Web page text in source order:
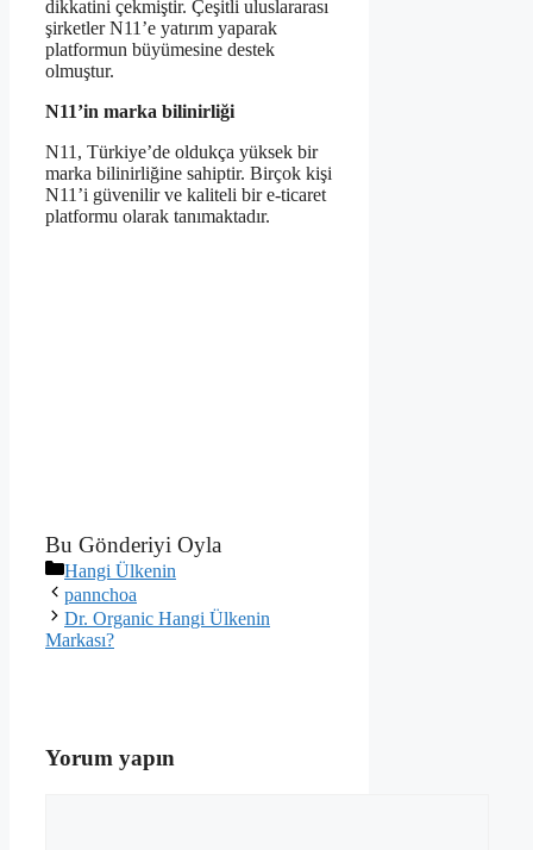
dikkatini çekmiştir. Çeşitli uluslararası
şirketler N11’e yatırım yaparak
platformun büyümesine destek
olmuştur.
N11’in marka bilinirliği
N11, Türkiye’de oldukça yüksek bir
marka bilinirliğine sahiptir. Birçok kişi
N11’i güvenilir ve kaliteli bir e-ticaret
platformu olarak tanımaktadır.
Bu Gönderiyi Oyla
Kategoriler
Hangi Ülkenin
pannchoa
Dr. Organic Hangi Ülkenin
Markası?
Yorum yapın